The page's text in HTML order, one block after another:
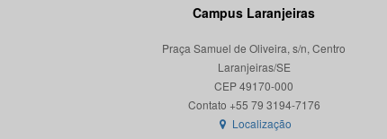
Campus Laranjeiras
Praça Samuel de Oliveira, s/n, Centro
Laranjeiras/SE
CEP 49170-000
Localização